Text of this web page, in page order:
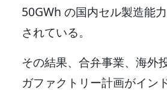
50GWh の国内セル製造能
されている。
その結果、合弁事業、海外
ガファクトリー計画がイン